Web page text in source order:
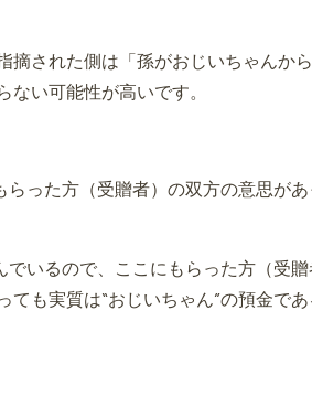
された側は「孫がおじいちゃんか
い可能性が高いです。
った方（受贈者）の双方の意思が
いるので、ここにもらった方（受
も実質は“おじいちゃん”の預金で